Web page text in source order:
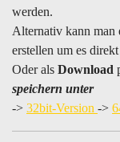
werden.
Alternativ kann
erstellen um es
Oder als Download
speichern unter
-> 32bit-Version ->